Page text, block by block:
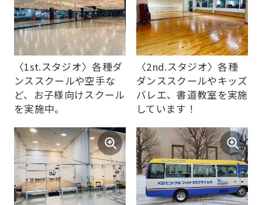
〈1st.スタジオ〉各種ダ
ンススクールや空手な
ど、お子様向けスクール
を実施中。
〈2nd.スタジオ〉各種
ダンススクールやキッズ
バレエ、書道教室を実施
しています！
this
website
will
be
translated
mechanically,
it
may
not
be